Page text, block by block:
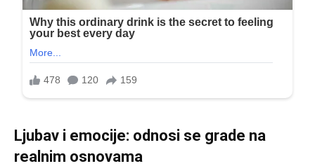
Ljubav i emocije: odnosi se grade na
realnim osnovama